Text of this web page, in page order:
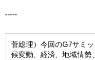
-----
菅総理）今回のG7サミ
候変動、経済、地域情勢